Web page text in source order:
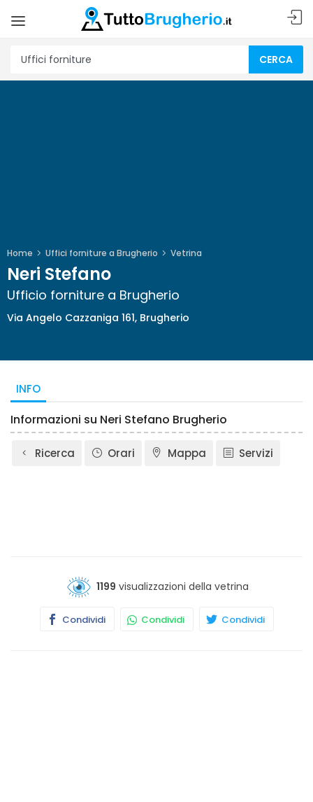
CERCA
Home Uffici forniture a Brugherio Vetrina
Neri Stefano
Ufficio forniture a Brugherio
Via Angelo Cazzaniga 161, Brugherio
INFO
Informazioni su Neri Stefano Brugherio
Ricerca Orari Mappa Servizi
1199 visualizzazioni della vetrina
Condividi Condividi Condividi